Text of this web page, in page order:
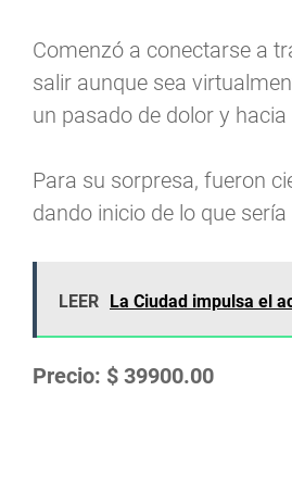
Comenzó a conectarse a
salir aunque sea
un pasado de dolor y
Para su sorpresa, fueron
dando inicio de lo que
LEER La Ciudad impulsa el
Precio: $ 39900.00